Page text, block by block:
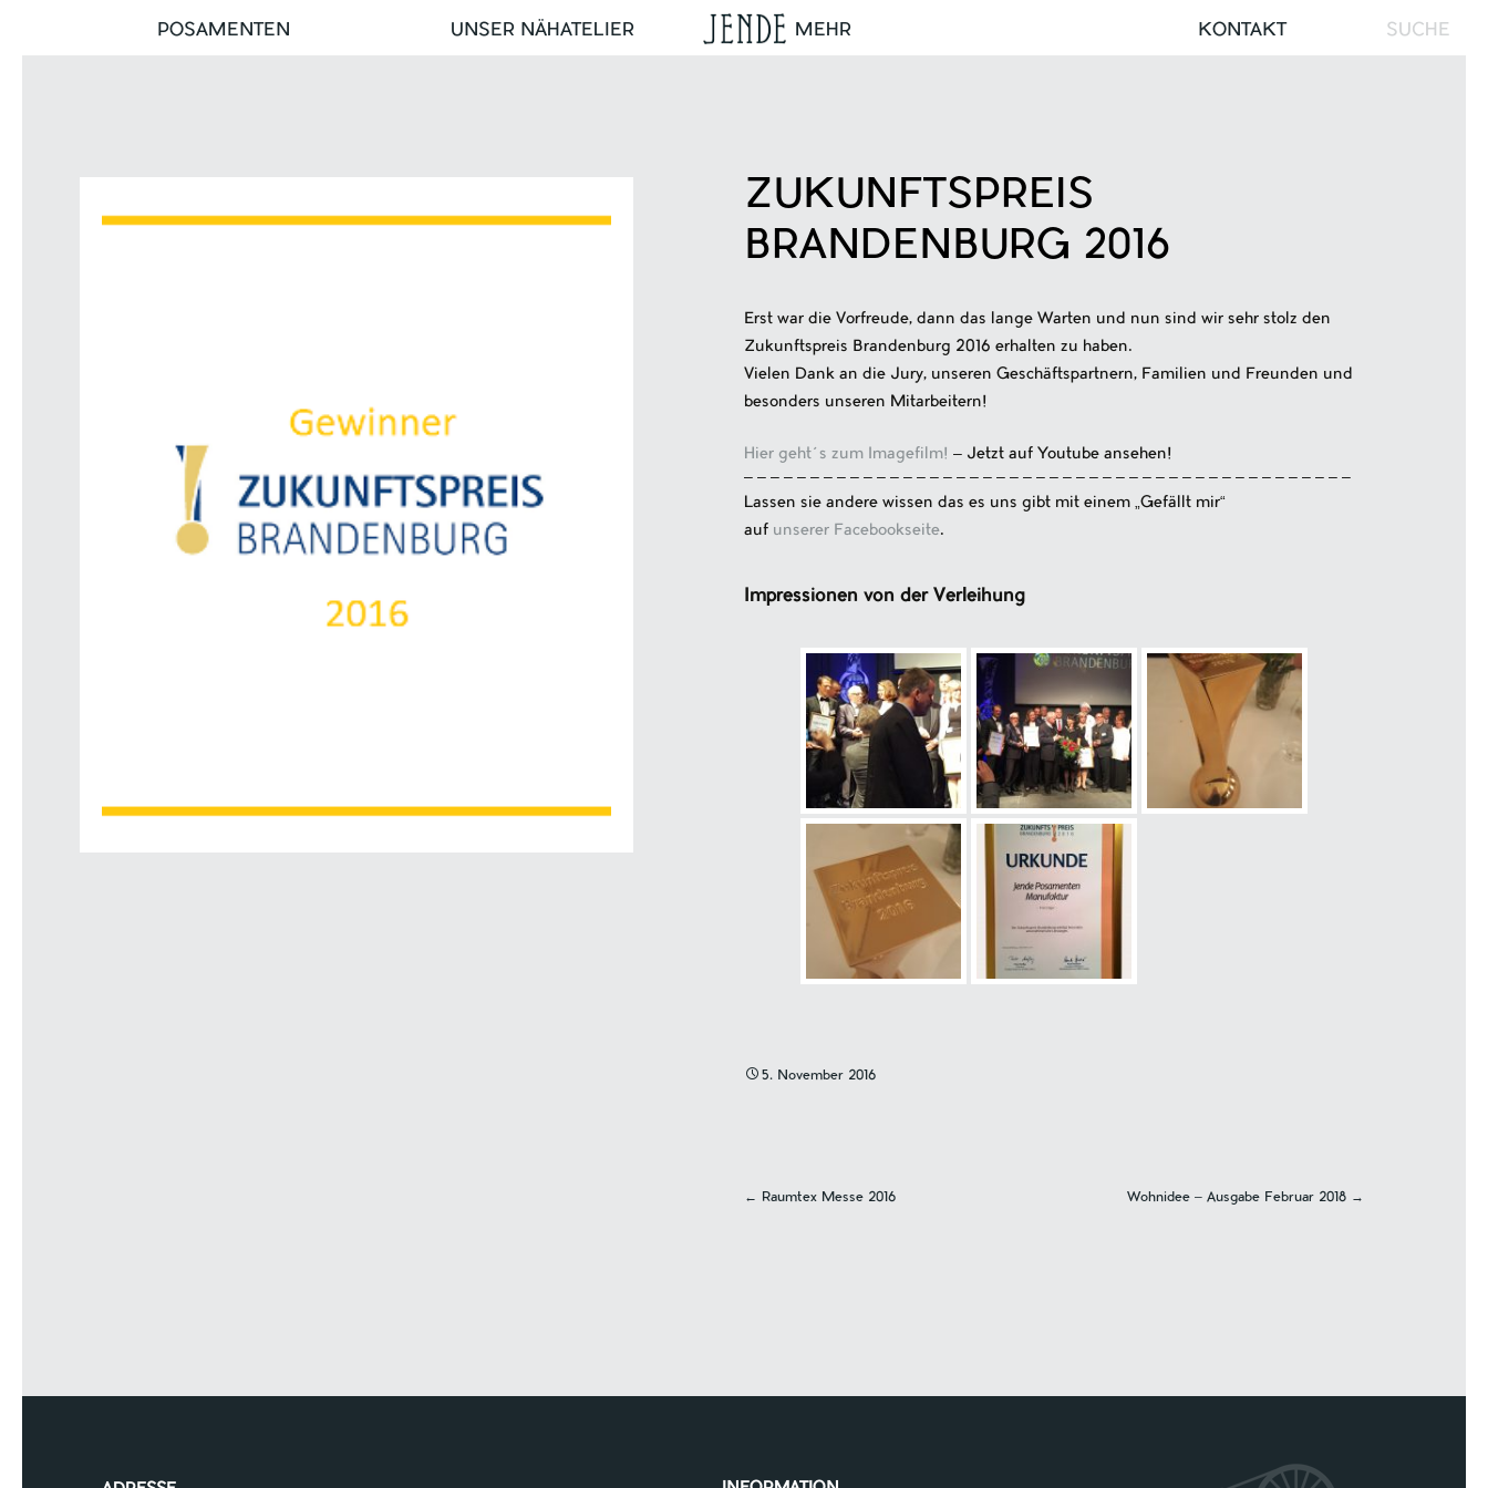
POSAMENTEN UNSER NÄHATELIER MEHR KONTAKT
Search
ZUKUNFTSPREIS
BRANDENBURG 2016
Erst war die Vorfreude, dann das lange Warten und nun sind wir sehr stolz den
Zukunftspreis Brandenburg 2016 erhalten zu haben.
Vielen Dank an die Jury, unseren Geschäftspartnern, Familien und Freunden und
besonders unseren Mitarbeitern!
Hier geht´s zum Imagefilm! – Jetzt auf Youtube ansehen!
– – – – – – – – – – – – – – – – – – – – – – – – – – – – – – – – – – – – – – – – – – – – – –
Lassen sie andere wissen das es uns gibt mit einem „Gefällt mir“
auf unserer Facebookseite.
Impressionen von der Verleihung
5. November 2016
← Raumtex Messe 2016 Wohnidee – Ausgabe Februar 2018 →